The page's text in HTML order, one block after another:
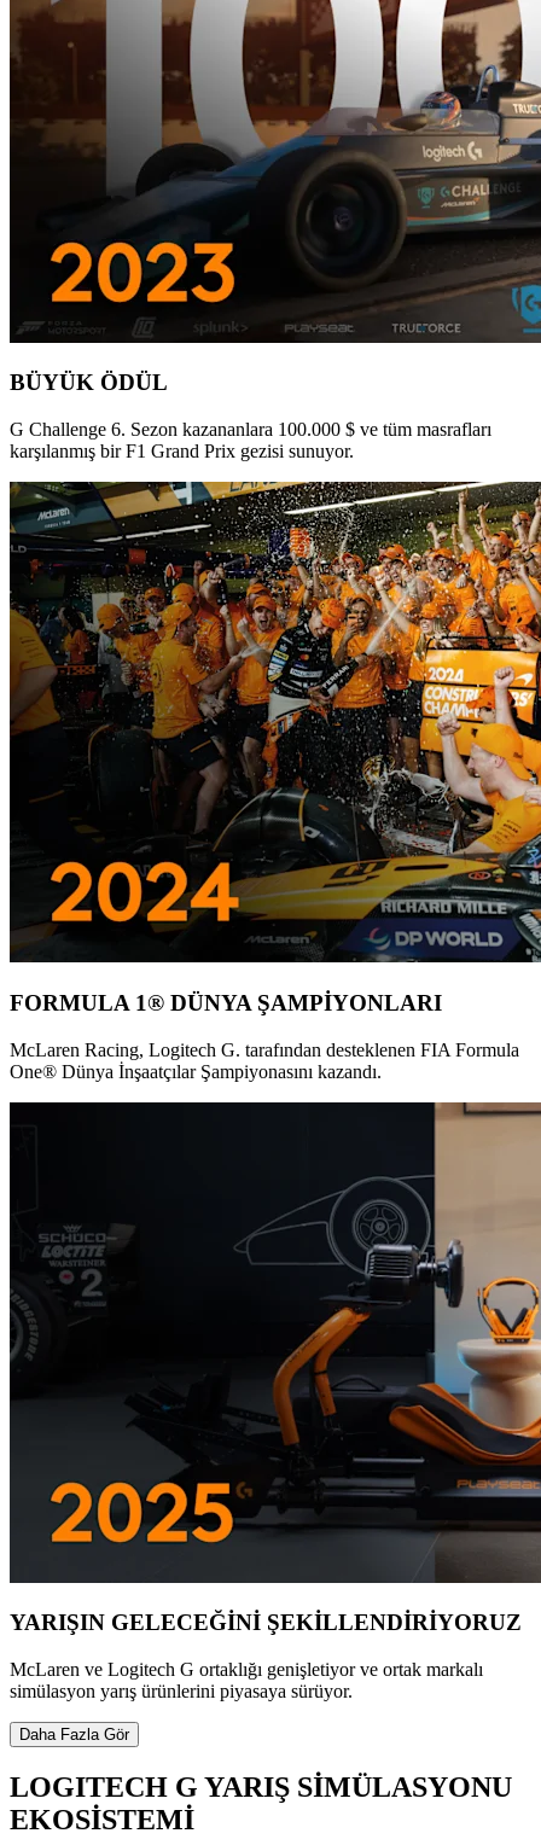
BÜYÜK ÖDÜL
G Challenge 6. Sezon kazananlara 100.000 $ ve tüm masrafları
karşılanmış bir F1 Grand Prix gezisi sunuyor.
FORMULA 1® DÜNYA ŞAMPİYONLARI
McLaren Racing, Logitech G. tarafından desteklenen FIA Formula
One® Dünya İnşaatçılar Şampiyonasını kazandı.
YARIŞIN GELECEĞİNİ ŞEKİLLENDİRİYORUZ
McLaren ve Logitech G ortaklığı genişletiyor ve ortak markalı
simülasyon yarış ürünlerini piyasaya sürüyor.
Daha Fazla Gör
LOGITECH G YARIŞ SİMÜLASYONU
EKOSİSTEMİ